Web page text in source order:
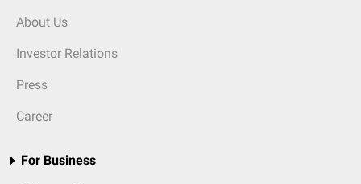
About Us
Investor Relations
Press
Career
For Business